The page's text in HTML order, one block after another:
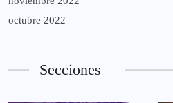
octubre 2022
Secciones